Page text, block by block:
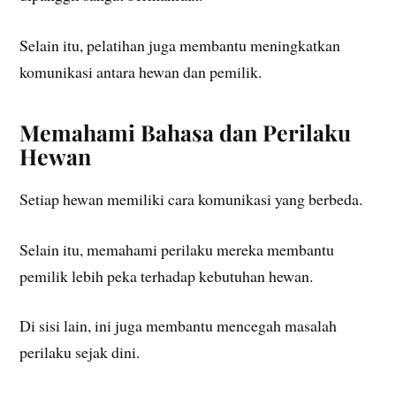
Selain itu, pelatihan juga membantu meningkatkan
komunikasi antara hewan dan pemilik.
Memahami Bahasa dan Perilaku
Hewan
Setiap hewan memiliki cara komunikasi yang berbeda.
Selain itu, memahami perilaku mereka membantu
pemilik lebih peka terhadap kebutuhan hewan.
Di sisi lain, ini juga membantu mencegah masalah
perilaku sejak dini.